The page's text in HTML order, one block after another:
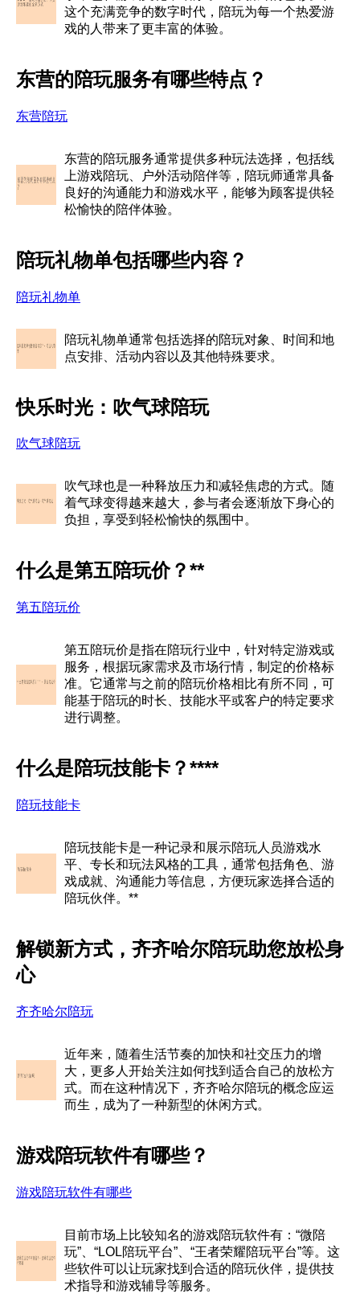
这个充满竞争的数字时代，陪玩为每一个热爱游
戏的人带来了更丰富的体验。
东营的陪玩服务有哪些特点？
东营陪玩
东营的陪玩服务通常提供多种玩法选择，包括线
上游戏陪玩、户外活动陪伴等，陪玩师通常具备
良好的沟通能力和游戏水平，能够为顾客提供轻
松愉快的陪伴体验。
陪玩礼物单包括哪些内容？
陪玩礼物单
陪玩礼物单通常包括选择的陪玩对象、时间和地
点安排、活动内容以及其他特殊要求。
快乐时光：吹气球陪玩
吹气球陪玩
吹气球也是一种释放压力和减轻焦虑的方式。随
着气球变得越来越大，参与者会逐渐放下身心的
负担，享受到轻松愉快的氛围中。
什么是第五陪玩价？**
第五陪玩价
第五陪玩价是指在陪玩行业中，针对特定游戏或
服务，根据玩家需求及市场行情，制定的价格标
准。它通常与之前的陪玩价格相比有所不同，可
能基于陪玩的时长、技能水平或客户的特定要求
进行调整。
什么是陪玩技能卡？****
陪玩技能卡
陪玩技能卡是一种记录和展示陪玩人员游戏水
平、专长和玩法风格的工具，通常包括角色、游
戏成就、沟通能力等信息，方便玩家选择合适的
陪玩伙伴。**
解锁新方式，齐齐哈尔陪玩助您放松身
心
齐齐哈尔陪玩
近年来，随着生活节奏的加快和社交压力的增
大，更多人开始关注如何找到适合自己的放松方
式。而在这种情况下，齐齐哈尔陪玩的概念应运
而生，成为了一种新型的休闲方式。
游戏陪玩软件有哪些？
游戏陪玩软件有哪些
目前市场上比较知名的游戏陪玩软件有：“微陪
玩”、“LOL陪玩平台”、“王者荣耀陪玩平台”等。这
些软件可以让玩家找到合适的陪玩伙伴，提供技
术指导和游戏辅导等服务。